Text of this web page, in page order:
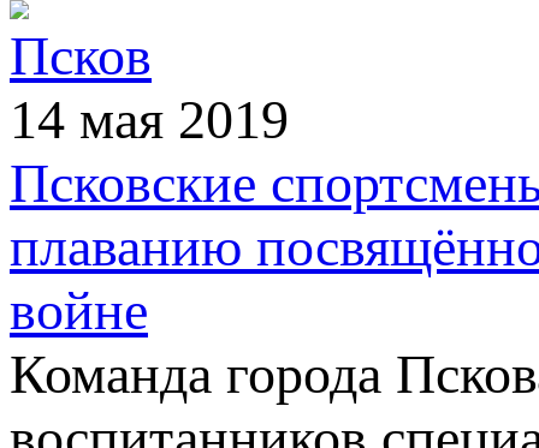
Псков
14 мая 2019
Псковские
плаванию
войне
Команда города